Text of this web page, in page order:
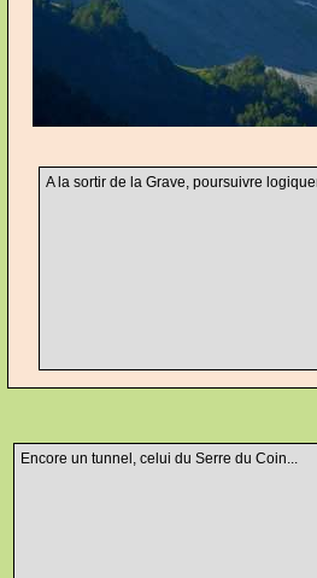
A la sortir de la Grave, poursuivre
Encore un tunnel, celui du Serre du Coin...